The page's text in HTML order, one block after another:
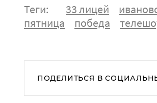
Теги: 33 лицей
пятница
победа
ПОДЕЛИТЬСЯ В